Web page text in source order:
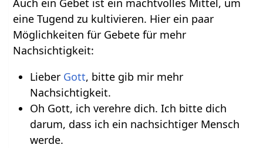
Auch ein Gebet ist ein machtvolles Mittel, um
eine Tugend zu kultivieren. Hier ein paar
Möglichkeiten für Gebete für mehr
Nachsichtigkeit:
Lieber Gott, bitte gib mir mehr
Nachsichtigkeit.
Oh Gott, ich verehre dich. Ich bitte dich
darum, dass ich ein nachsichtiger Mensch
werde.